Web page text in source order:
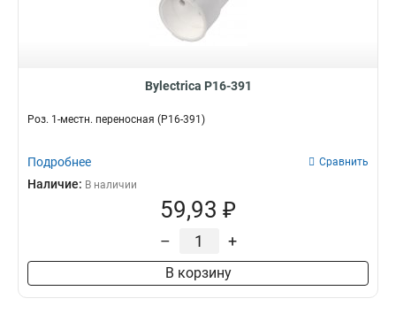
Bylectrica Р16-391
Роз. 1-местн. переносная (Р16-391)
Подробнее Сравнить
Наличие: В наличии
59,93 ₽
– +
В корзину